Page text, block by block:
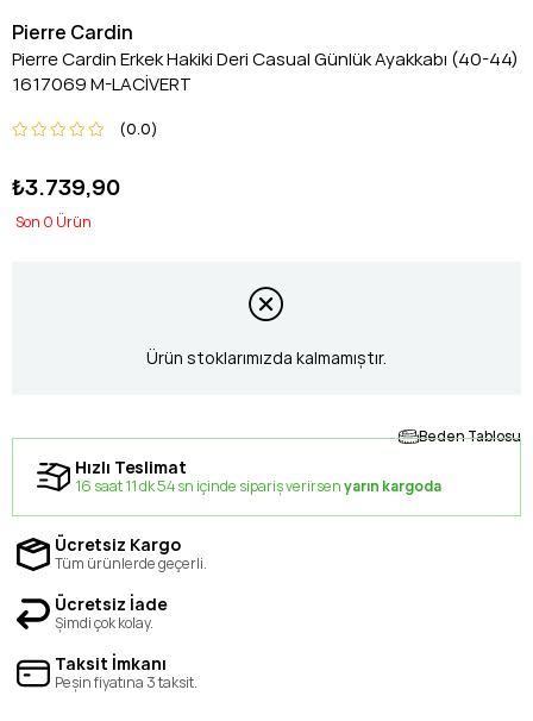
Pierre Cardin
Pierre Cardin Erkek Hakiki Deri Casual Günlük Ayakkabı (40-44)
1617069 M-LACİVERT
0.0
₺3.739,90
0
Ürün stoklarımızda kalmamıştır.
Beden Tablosu
Hızlı Teslimat
16 saat 11 dk 54 sn içinde sipariş verirsenyarın kargoda
Ücretsiz Kargo
Tüm ürünlerde geçerli.
Ücretsiz İade
Şimdi çok kolay.
Taksit İmkanı
Peşin fiyatına 3 taksit.